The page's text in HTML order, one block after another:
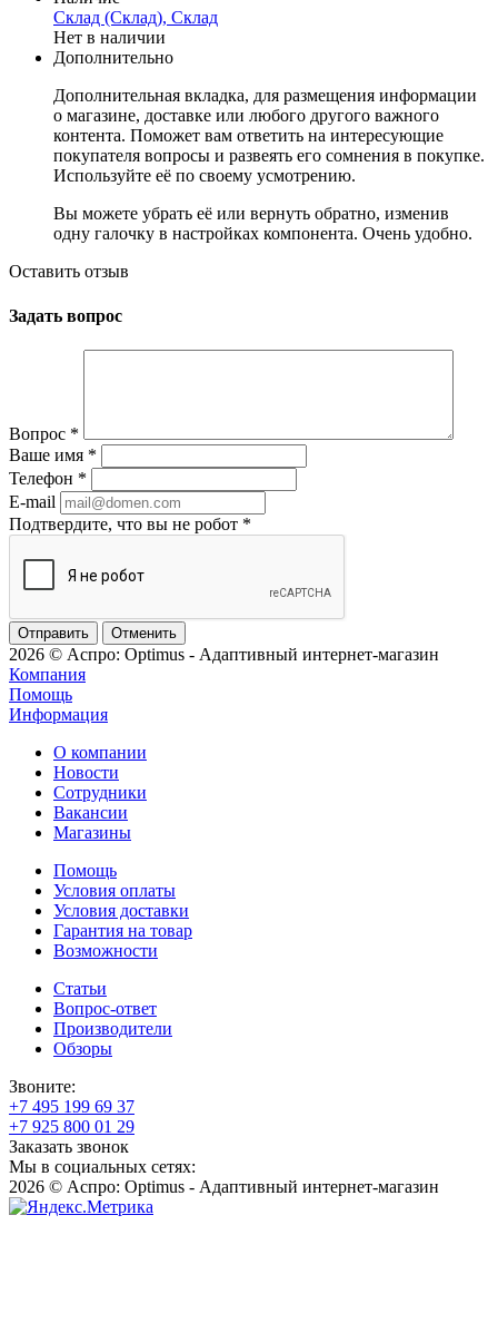
Склад (Склад), Склад
Нет в наличии
Дополнительно
Дополнительная вкладка, для размещения информации
о магазине, доставке или любого другого важного
контента. Поможет вам ответить на интересующие
покупателя вопросы и развеять его сомнения в покупке.
Используйте её по своему усмотрению.
Вы можете убрать её или вернуть обратно, изменив
одну галочку в настройках компонента. Очень удобно.
Оставить отзыв
Задать вопрос
Вопрос *
Ваше имя *
Телефон *
E-mail
Подтвердите, что вы не робот *
Отменить
2026 © Аспро: Optimus - Адаптивный интернет-магазин
Компания
Помощь
Информация
О компании
Новости
Сотрудники
Вакансии
Магазины
Помощь
Условия оплаты
Условия доставки
Гарантия на товар
Возможности
Статьи
Вопрос-ответ
Производители
Обзоры
Звоните:
+7 495 199 69 37
+7 925 800 01 29
Заказать звонок
Мы в социальных сетях:
2026 © Аспро: Optimus - Адаптивный интернет-магазин